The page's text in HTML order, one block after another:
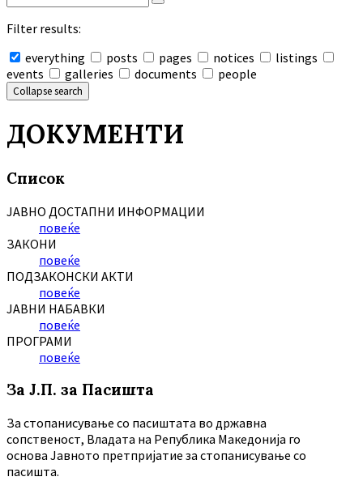
Filter results:
everything
posts pages notices
listings
events
galleries documents people
Collapse search
ДОКУМЕНТИ
Список
ЈАВНО ДОСТАПНИ ИНФОРМАЦИИ
повеќе
ЗАКОНИ
повеќе
ПОДЗАКОНСКИ АКТИ
повеќе
ЈАВНИ НАБАВКИ
повеќе
ПРОГРАМИ
повеќе
За Ј.П. за Пасишта
За стопанисување со пасиштата во државна
сопственост, Владата на Република Македонија го
основа Јавното претпријатие за стопанисување со
пасишта.